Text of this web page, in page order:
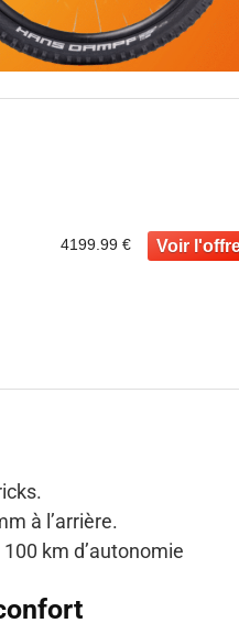
4199.99 €
à l’arrière.
km d’autonomie